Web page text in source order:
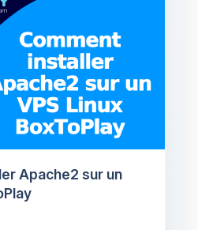
Apache2 sur un